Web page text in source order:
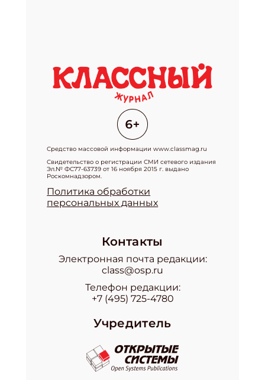
Средство массовой информации www.classmag.ru
Свидетельство о регистрации СМИ сетевого издания
Эл.№ ФС77-63739 от 16 ноября 2015 г. выдано
Роскомнадзором.
Политика обработки
персональных данных
Контакты
Электронная почта редакции:
class@osp.ru
Телефон редакции:
+7 (495) 725-4780
Учредитель